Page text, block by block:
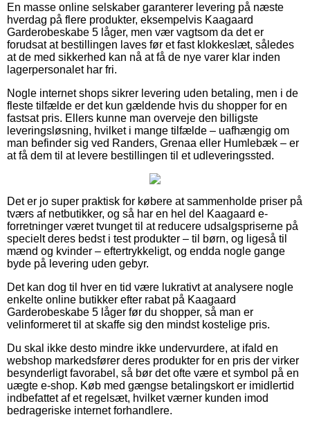
En masse online selskaber garanterer levering på næste
hverdag på flere produkter, eksempelvis Kaagaard
Garderobeskabe 5 låger, men vær vagtsom da det er
forudsat at bestillingen laves før et fast klokkeslæt, således
at de med sikkerhed kan nå at få de nye varer klar inden
lagerpersonalet har fri.
Nogle internet shops sikrer levering uden betaling, men i de
fleste tilfælde er det kun gældende hvis du shopper for en
fastsat pris. Ellers kunne man overveje den billigste
leveringsløsning, hvilket i mange tilfælde – uafhængig om
man befinder sig ved Randers, Grenaa eller Humlebæk – er
at få dem til at levere bestillingen til et udleveringssted.
Det er jo super praktisk for købere at sammenholde priser på
tværs af netbutikker, og så har en hel del Kaagaard e-
forretninger været tvunget til at reducere udsalgspriserne på
specielt deres bedst i test produkter – til børn, og ligeså til
mænd og kvinder – eftertrykkeligt, og endda nogle gange
byde på levering uden gebyr.
Det kan dog til hver en tid være lukrativt at analysere nogle
enkelte online butikker efter rabat på Kaagaard
Garderobeskabe 5 låger før du shopper, så man er
velinformeret til at skaffe sig den mindst kostelige pris.
Du skal ikke desto mindre ikke undervurdere, at ifald en
webshop markedsfører deres produkter for en pris der virker
besynderligt favorabel, så bør det ofte være et symbol på en
uægte e-shop. Køb med gængse betalingskort er imidlertid
indbefattet af et regelsæt, hvilket værner kunden imod
bedrageriske internet forhandlere.